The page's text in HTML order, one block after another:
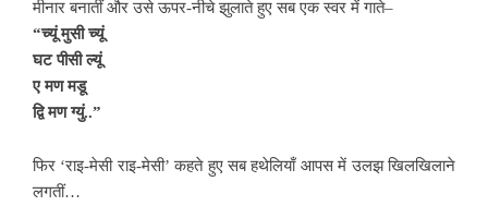
मीनार बनातीं और उसे ऊपर-नीचे झुलाते हुए सब एक स्वर में गाते–
“च्यूं मुसी च्यूं
घट पीसी ल्यूं
ए मण मडू
द्वि मण ग्युं..”
फिर ‘राइ-मेसी राइ-मेसी’ कहते हुए सब हथेलियाँ आपस में उलझ खिलखिलाने
लगतीं…